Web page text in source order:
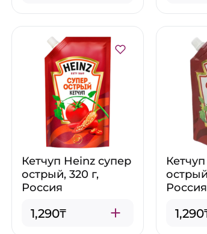
Кетчуп Heinz супер
острый, 320 г,
Россия
1,290₸
Россия